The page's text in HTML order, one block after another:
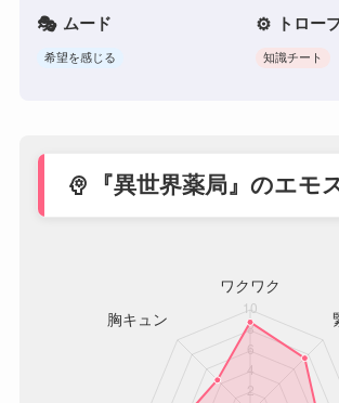
ムード
希望を感じる
トロー
知識チート
psychology 『異世界薬局』のエモ